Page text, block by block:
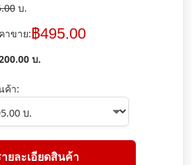
บ.
าขาย:฿495.00
บ.
ค้า:
ยละเอียดสินค้า